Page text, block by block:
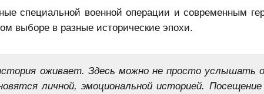
специальной военной операции и современным
выборе в разные исторические эпохи.
оживает. Здесь можно не просто услышать о
личной, эмоциональной историей.